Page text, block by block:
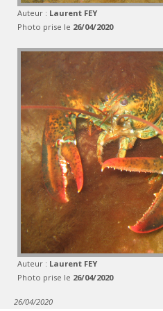
Auteur : Laurent FEY
Photo prise le 26/04/2020
Auteur : Laurent FEY
Photo prise le 26/04/2020
26/04/2020